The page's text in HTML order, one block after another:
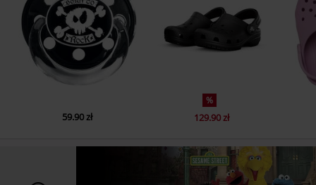
59.90 zł
%
129.90 zł